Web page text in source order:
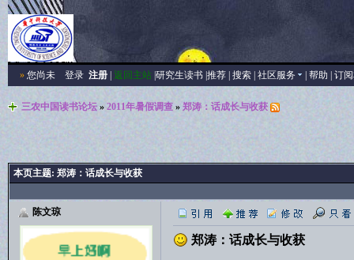
»您尚未 登录 注册| 返回主站| 研究生读书| 推荐| 搜索| 社区服务 帮助 订
三农中国读书论坛» 2011年暑假调查» 郑涛：话成长与收获
本页主题: 郑涛：话成长与收获
陈文琼
郑涛：话成长与收获